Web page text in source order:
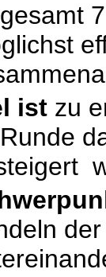
7
ist zu
der